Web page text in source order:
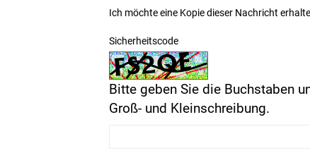
Ich möchte eine Kopie dieser Nachricht
Sicherheitscode
Bitte geben Sie die Buchstaben
Groß- und Kleinschreibung.